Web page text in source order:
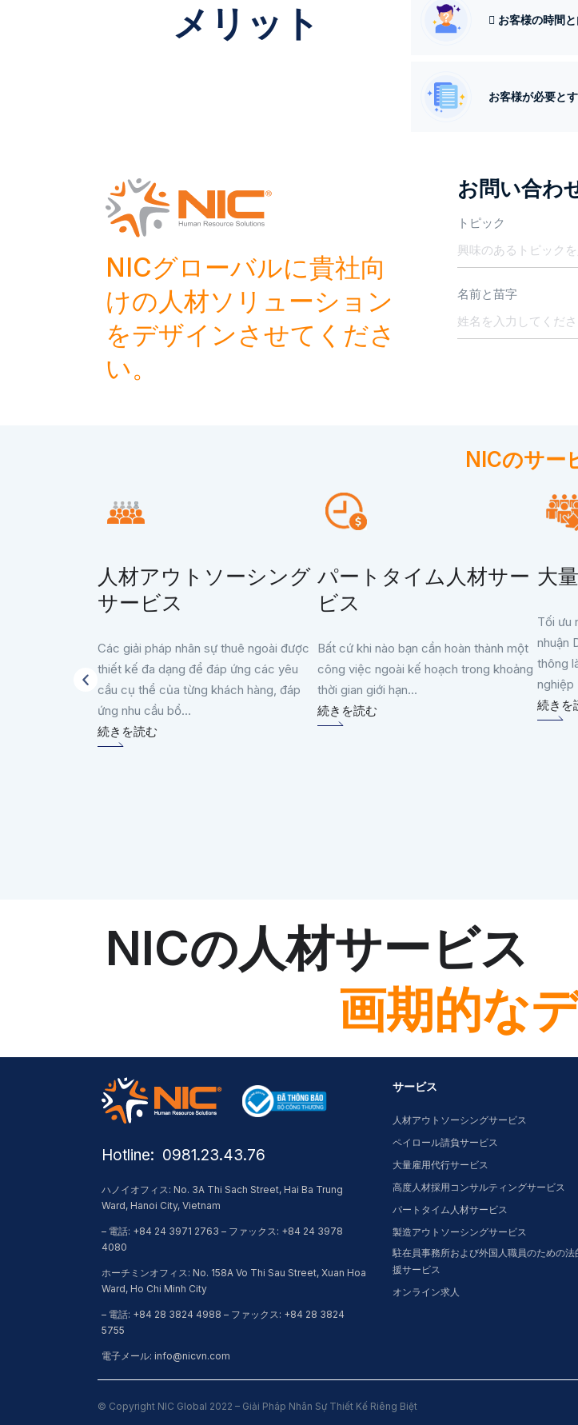
メリット  お客様の時間
お客様が必要と
NICグローバルに貴社向
けの人材ソリューション
をデザインさせてくださ
い。
お問い合わ
トピック
名前と苗字
NICのサー
人材アウトソーシング
サービス
Các giải pháp nhân sự thuê ngoài được
thiết kế đa dạng để đáp ứng các yêu
cầu cụ thể của từng khách hàng, đáp
ứng nhu cầu bổ...
続きを読む
パートタイム人材サー
ビス
Bất cứ khi nào bạn cần hoàn thành một
công việc ngoài kế hoạch trong khoảng
thời gian giới hạn...
続きを読む
大
Tối ưu
nhuận
thông
nghiệp
続きを
NICの人材サービス
画期的な
Hotline: ​ 0981.23.43.76
ハノイオフィス: No. 3A Thi Sach Street, Hai Ba Trung
Ward, Hanoi City, Vietnam
– 電話: +84 24 3971 2763 – ファックス: +84 24 3978
4080
ホーチミンオフィス: No. 158A Vo Thi Sau Street, Xuan Hoa
Ward, Ho Chi Minh City
– 電話: +84 28 3824 4988 – ファックス: +84 28 3824
5755
電子メール: info@nicvn.com
サービス
人材アウトソーシングサービス
ペイロール請負サービス
大量雇用代行サービス
高度人材採用コンサルティングサービス
パートタイム人材サービス
製造アウトソーシングサービス
駐在員事務所および外国人職員のための法
援サービス
オンライン求人
© Copyright NIC Global 2022 – Giải Pháp Nhân Sự Thiết Kế Riêng Biệt